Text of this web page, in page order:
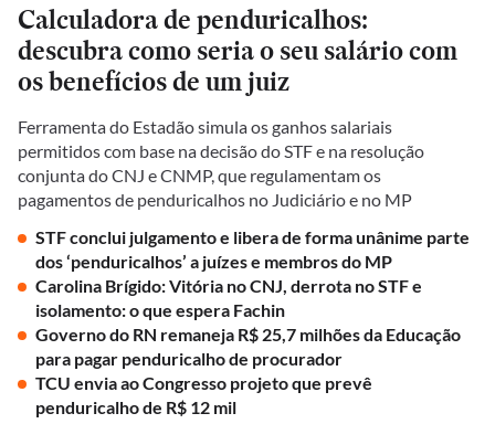
Calculadora de penduricalhos:
descubra como seria o seu salário com
os benefícios de um juiz
Ferramenta do Estadão simula os ganhos salariais
permitidos com base na decisão do STF e na resolução
conjunta do CNJ e CNMP, que regulamentam os
pagamentos de penduricalhos no Judiciário e no MP
STF conclui julgamento e libera de forma unânime parte
dos ‘penduricalhos’ a juízes e membros do MP
Carolina Brígido: Vitória no CNJ, derrota no STF e
isolamento: o que espera Fachin
Governo do RN remaneja R$ 25,7 milhões da Educação
para pagar penduricalho de procurador
TCU envia ao Congresso projeto que prevê
penduricalho de R$ 12 mil